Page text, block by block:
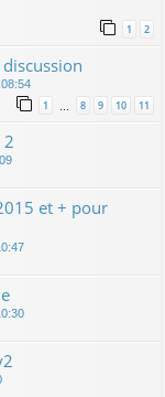
1 2
1 8 9 10 11
2
et + pour